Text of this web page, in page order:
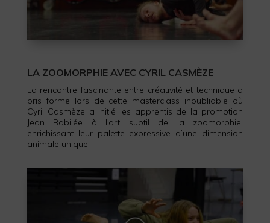
LA ZOOMORPHIE AVEC CYRIL CASMÈZE
La rencontre fascinante entre créativité et technique a
pris forme lors de cette masterclass inoubliable où
Cyril Casmèze a initié les apprentis de la promotion
Jean Babilée à l’art subtil de la zoomorphie,
enrichissant leur palette expressive d’une dimension
animale unique.